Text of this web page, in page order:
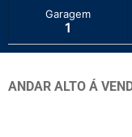
Garagem
1
ANDAR ALTO Á